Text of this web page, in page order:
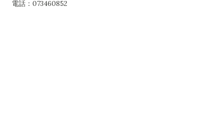
電話：073460852